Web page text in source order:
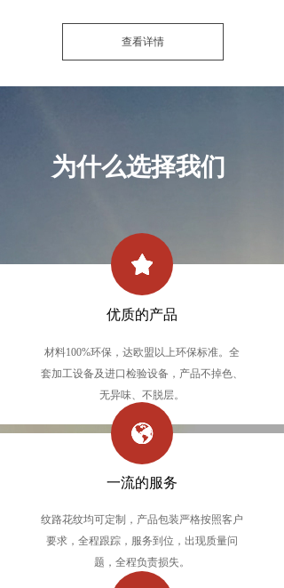
查看详情
优质的产品
材料100%环保，达欧盟以上环保标准。全
套加工设备及进口检验设备，产品不掉色、
无异味、不脱层。
一流的服务
纹路花纹均可定制 ， 产品包装严格按照客户
要求，全程跟踪， 服务到位，出现质量问
题，全程负责损失。
为什么选择我们